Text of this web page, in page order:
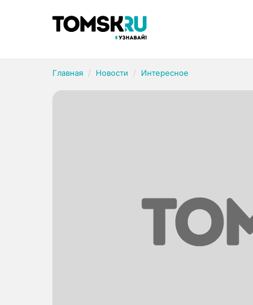
Главная Новости Интересное
Рубрики